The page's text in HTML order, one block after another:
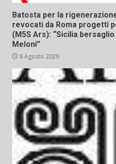
Batosta per la
revocati da Roma progetti
(M5S Ars): “Sicilia
Meloni”
8 Agosto 2026